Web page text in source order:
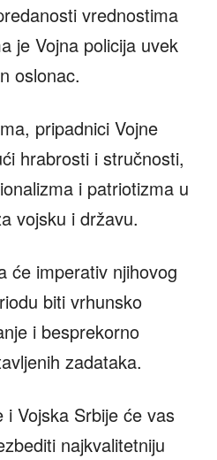
vrednostima
je Vojna policija uvek
oslonac.
pripadnici Vojne
hrabrosti i stručnosti,
i patriotizma u
vojsku i državu.
će imperativ njihovog
biti vrhunsko
i besprekorno
zadataka.
Vojska Srbije će vas
najkvalitetniju